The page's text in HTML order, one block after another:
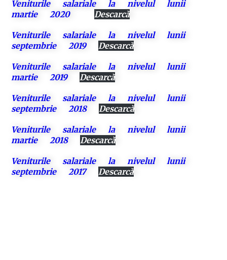
Veniturile salariale la nivelul lunii
martie 2020Descarcă
Veniturile salariale la nivelul lunii
septembrie 2019Descarcă
Veniturile salariale la nivelul lunii
martie 2019Descarcă
Veniturile salariale la nivelul lunii
septembrie 2018Descarcă
Veniturile salariale la nivelul lunii
martie 2018Descarcă
Veniturile salariale la nivelul lunii
septembrie 2017Descarcă